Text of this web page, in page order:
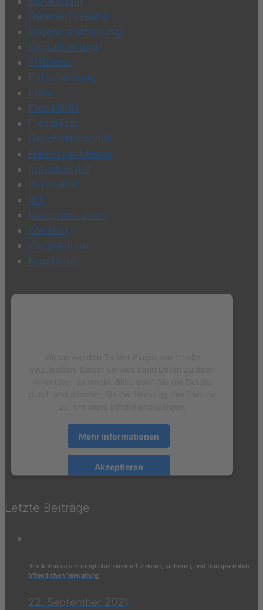
Datenerfassung
Datenverarbeitung
Digitalisierung
Effizienz
Entscheidung
Ethik
Flexibilität
Flexibilität
Geschäftsmodell
Hannover Messe
Industrie 4.0
Innovation
IoT
Kommunikation
Konsum
Kooperation
Kreativität
Mehr Informationen
Akzeptieren
Letzte Beiträge
Blockchain als Ermöglicher einer effizienten, sicheren, und transparenten
öffentlichen Verwaltung
22. September 2021